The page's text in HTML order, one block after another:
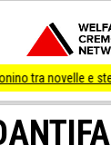
e stelle Tempo